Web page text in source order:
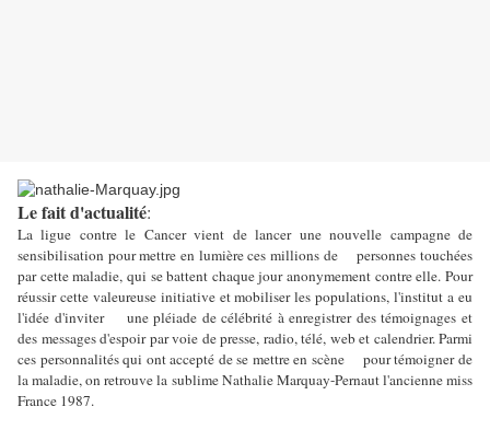
Le fait d'actualité:
La ligue contre le Cancer vient de lancer une nouvelle campagne de
sensibilisation pour mettre en lumière ces millions de personnes touchées
par cette maladie, qui se battent chaque jour anonymement contre elle. Pour
réussir cette valeureuse initiative et mobiliser les populations, l'institut a eu
l'idée d'inviter une pléiade de célébrité à enregistrer des témoignages et
des messages d'espoir par voie de presse, radio, télé, web et calendrier. Parmi
ces personnalités qui ont accepté de se mettre en scène pour témoigner de
la maladie, on retrouve la sublime Nathalie Marquay-Pernaut l'ancienne miss
France 1987.